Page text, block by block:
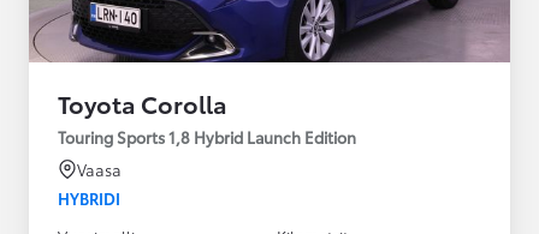
Toyota Corolla
Touring Sports 1,8 Hybrid Launch Edition
Vaasa
HYBRIDI